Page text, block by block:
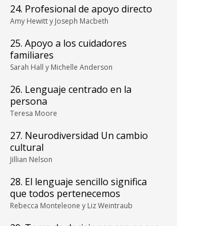
24. Profesional de apoyo directo
Amy Hewitt y Joseph Macbeth
25. Apoyo a los cuidadores
familiares
Sarah Hall y Michelle Anderson
26. Lenguaje centrado en la
persona
Teresa Moore
27. Neurodiversidad Un cambio
cultural
Jillian Nelson
28. El lenguaje sencillo significa
que todos pertenecemos
Rebecca Monteleone y Liz Weintraub